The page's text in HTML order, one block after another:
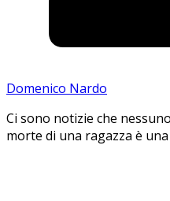
Domenico Nardo
Ci sono notizie che
morte di una ragazza è